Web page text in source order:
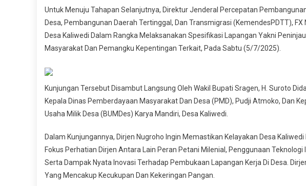
Pangan
Tingkat
Nasional
Untuk Menuju Tahapan Selanjutnya, Direktur Jenderal Percepatan
Desa, Pembangunan Daerah Tertinggal, Dan Transmigrasi (KemendesPDTT),
Desa Kaliwedi Dalam Rangka Melaksanakan Spesifikasi Lapangan Yakni
Masyarakat Dan Pemangku Kepentingan Terkait, Pada Sabtu (5/7/2025).
Kunjungan Tersebut Disambut Langsung Oleh Wakil Bupati Sragen, H. Suroto
Kepala Dinas Pemberdayaan Masyarakat Dan Desa (PMD), Pudji Atmoko, Dan
Usaha Milik Desa (BUMDes) Karya Mandiri, Desa Kaliwedi.
Dalam Kunjungannya, Dirjen Nugroho Ingin Memastikan Kelayakan Desa
Fokus Perhatian Dirjen Antara Lain Peran Petani Milenial, Penggunaan
Serta Dampak Nyata Inovasi Terhadap Pembukaan Lapangan Kerja Di Desa.
Yang Mencakup Kecukupan Dan Kekeringan Pangan.